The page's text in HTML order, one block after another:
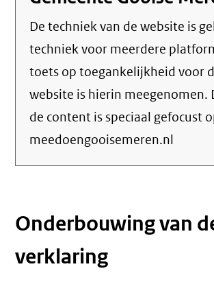
De techniek van de website is
techniek voor meerdere
toets op toegankelijkheid voor
website is hierin meegenomen.
de content is speciaal gefocust
meedoengooisemeren.nl
Onderbouwing van
verklaring